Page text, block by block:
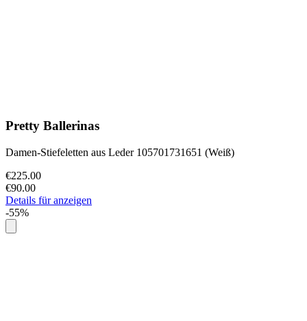
Pretty Ballerinas
Damen-Stiefeletten aus Leder 105701731651 (Weiß)
€225.00
€90.00
Details für anzeigen
-55%